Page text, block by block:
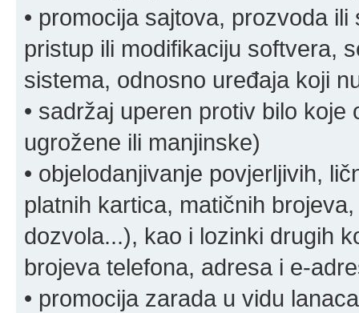
• promocija sajtova, prozvoda
pristup ili modifikaciju softvera,
sistema, odnosno uređaja koji
• sadržaj uperen protiv bilo
ugrožene ili manjinske)
• objelodanjivanje povjerljivih,
platnih kartica, matičnih
dozvola...), kao i lozinki drugih
brojeva telefona, adresa i e-
• promocija zarada u vidu